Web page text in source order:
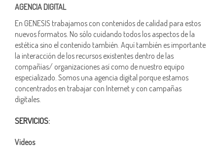
AGENCIA DIGITAL
En GENESIS trabajamos con contenidos de calidad para estos
nuevos formatos. No sólo cuidando todos los aspectos de la
estética sino el contenido también. Aquí también es importante
la interacción de los recursos existentes dentro de las
compañías/ organizaciones así como de nuestro equipo
especializado. Somos una agencia digital porque estamos
concentrados en trabajar con Internet y con campañas
digitales.
SERVICIOS:
Videos